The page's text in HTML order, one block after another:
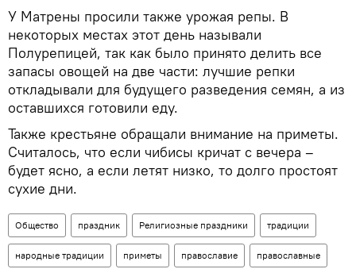
У Матрены просили также урожая репы. В
некоторых местах этот день называли
Полурепицей, так как было принято делить все
запасы овощей на две части: лучшие репки
откладывали для будущего разведения семян, а из
оставшихся готовили еду.
Также крестьяне обращали внимание на приметы.
Считалось, что если чибисы кричат с вечера –
будет ясно, а если летят низко, то долго простоят
сухие дни.
Общество праздник Религиозные праздники традиции
народные традиции приметы православие православные